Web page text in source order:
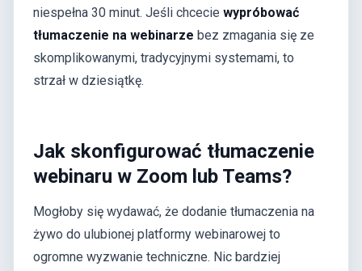
niespełna 30 minut. Jeśli chcecie wypróbować
tłumaczenie na webinarze bez zmagania się ze
skomplikowanymi, tradycyjnymi systemami, to
strzał w dziesiątkę.
Jak skonfigurować tłumaczenie
webinaru w Zoom lub Teams?
Mogłoby się wydawać, że dodanie tłumaczenia na
żywo do ulubionej platformy webinarowej to
ogromne wyzwanie techniczne. Nic bardziej